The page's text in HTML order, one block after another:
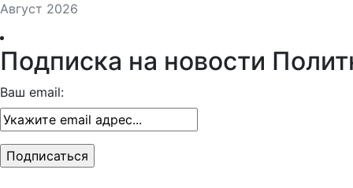
Август 2026
Подписка на новости
Ваш email: